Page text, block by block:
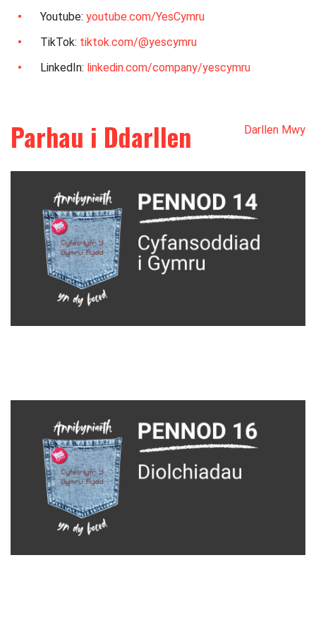
Youtube:youtube.com/YesCymru
TikTok: tiktok.com/@yescymru
LinkedIn: linkedin.com/company/yescymru
Parhau i Ddarllen Darllen Mwy